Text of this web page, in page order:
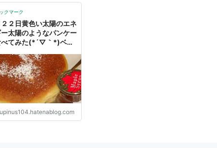
クマーク
２２日黄色い太陽のエネ
太陽のようなパンケー
べてみた(*´▽｀*)ベジ
ドバイザーLupinus。
スのエネルギー 日記